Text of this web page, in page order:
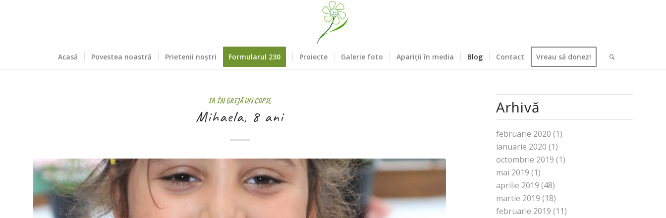
Acasă Povestea noastră Prietenii noștri Formularul 230 Proiecte Galerie foto Apariții în media Blog Contact Vreau să donez!
IA ÎN GRIJĂ UN COPIL
Mihaela, 8 ani Arhivă
februarie 2020 (1)
ianuarie 2020 (1)
octombrie 2019 (1)
mai 2019 (1)
aprilie 2019 (48)
martie 2019 (18)
februarie 2019 (11)